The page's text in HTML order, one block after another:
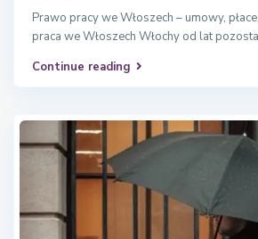
Prawo pracy we Włoszech – umowy,
praca we Włoszech Włochy od lat
Continue reading